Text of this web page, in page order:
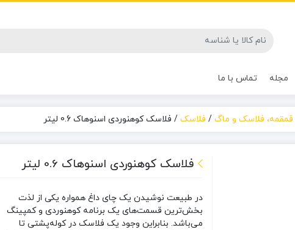
مجله تماس با ما
قمقمه، فلاسک و ماگ/ فلاسک/ فلاسک کوهنوردی اسنوهاک 0.6 لیتر
فلاسک کوهنوردی اسنوهاک 0.6 لیتر
در طبیعت نوشیدن یک چای داغ همواره یکی از لذت
بخش‌ترین قسمت‌های یک برنامه کوهنوردی و کمپینگ
می‌باشد. بنابراین وجود یک فلاسک در کوله‌پشتی تا